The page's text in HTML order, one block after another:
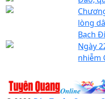
lòng
Bạch
Ngày
nhiễm